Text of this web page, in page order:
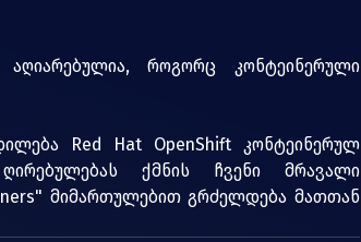
როგორც კონტეინერული
Red Hat OpenShift კონტეინერულ
ქმნის ჩვენი მრავალი
მიმართულებით გრძელდება მათთან